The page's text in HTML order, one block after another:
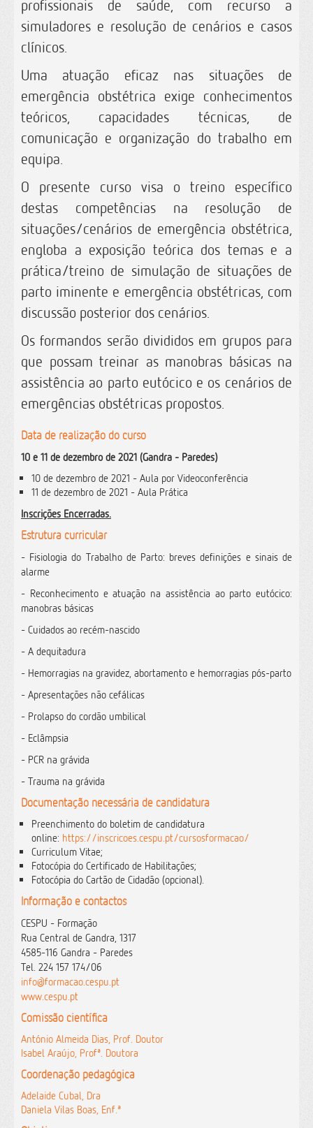
profissionais de saúde, com recurso a
simuladores e resolução de cenários e casos
clínicos.
Uma atuação eficaz nas situações de
emergência obstétrica exige conhecimentos
teóricos, capacidades técnicas, de
comunicação e organização do trabalho em
equipa.
O presente curso visa o treino específico
destas competências na resolução de
situações/cenários de emergência obstétrica,
engloba a exposição teórica dos temas e a
prática/treino de simulação de situações de
parto iminente e emergência obstétricas, com
discussão posterior dos cenários.
Os formandos serão divididos em grupos para
que possam treinar as manobras básicas na
assistência ao parto eutócico e os cenários de
emergências obstétricas propostos.
Data de realização do curso
10 e 11 de dezembro de 2021 (Gandra - Paredes)
10 de dezembro de 2021 - Aula por Videoconferência
11 de dezembro de 2021 - Aula Prática
Inscrições Encerradas.
Estrutura curricular
- Fisiologia do Trabalho de Parto: breves definições e sinais de
alarme
- Reconhecimento e atuação na assistência ao parto eutócico:
manobras básicas
- Cuidados ao recém-nascido
- A dequitadura
- Hemorragias na gravidez, abortamento e hemorragias pós-parto
- Apresentações não cefálicas
- Prolapso do cordão umbilical
- Eclâmpsia
- PCR na grávida
- Trauma na grávida
Documentação necessária de candidatura
Preenchimento do boletim de candidatura
online: https://inscricoes.cespu.pt/cursosformacao/
Curriculum Vitae;
Fotocópia do Certificado de Habilitações;
Fotocópia do Cartão de Cidadão (opcional).
Informação e contactos
CESPU - Formação
Rua Central de Gandra, 1317
4585-116 Gandra - Paredes
Tel. 224 157 174/06
info@formacao.cespu.pt
www.cespu.pt
Comissão científica
António Almeida Dias, Prof. Doutor
Isabel Araújo, Profª. Doutora
Coordenação pedagógica
Adelaide Cubal, Dra
Daniela Vilas Boas, Enf.ª